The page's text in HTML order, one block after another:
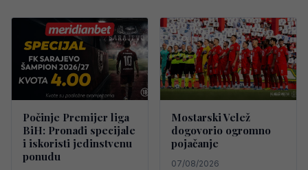
Počinje Premijer liga
BiH: Pronađi specijale
i iskoristi jedinstvenu
ponudu
Mostarski Velež
dogovorio ogromno
pojačanje
07/08/2026